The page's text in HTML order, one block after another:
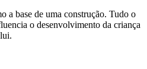
a base de uma construção. Tudo o
o desenvolvimento da criança